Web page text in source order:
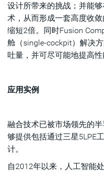
设计所带来的挑战；并能
术，从而形成一套高度收
缩短2倍。同时Fusion
舱（single-cockpit）解决
吐量，并可尽可能地提高性
应用实例
融合技术已被市场领先的
够提供包括通过三星5LPE
计。
自2012年以来，人工智能